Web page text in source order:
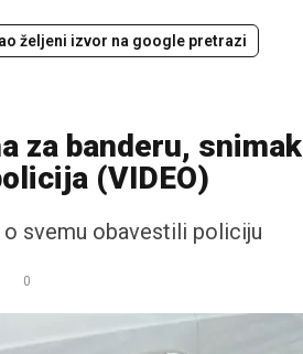
željeni izvor na google pretrazi
za banderu, snimak
(VIDEO)
svemu obavestili policiju
0